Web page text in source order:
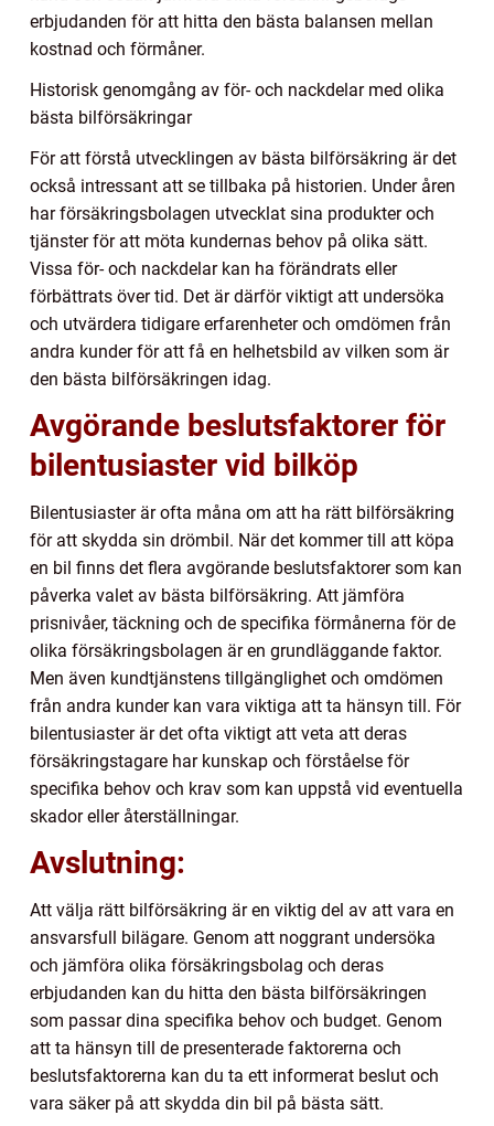
erbjudanden för att hitta den bästa balansen mellan
kostnad och förmåner.
Historisk genomgång av för- och nackdelar med olika
bästa bilförsäkringar
För att förstå utvecklingen av bästa bilförsäkring är det
också intressant att se tillbaka på historien. Under åren
har försäkringsbolagen utvecklat sina produkter och
tjänster för att möta kundernas behov på olika sätt.
Vissa för- och nackdelar kan ha förändrats eller
förbättrats över tid. Det är därför viktigt att undersöka
och utvärdera tidigare erfarenheter och omdömen från
andra kunder för att få en helhetsbild av vilken som är
den bästa bilförsäkringen idag.
Avgörande beslutsfaktorer för
bilentusiaster vid bilköp
Bilentusiaster är ofta måna om att ha rätt bilförsäkring
för att skydda sin drömbil. När det kommer till att köpa
en bil finns det flera avgörande beslutsfaktorer som kan
påverka valet av bästa bilförsäkring. Att jämföra
prisnivåer, täckning och de specifika förmånerna för de
olika försäkringsbolagen är en grundläggande faktor.
Men även kundtjänstens tillgänglighet och omdömen
från andra kunder kan vara viktiga att ta hänsyn till. För
bilentusiaster är det ofta viktigt att veta att deras
försäkringstagare har kunskap och förståelse för
specifika behov och krav som kan uppstå vid eventuella
skador eller återställningar.
Avslutning:
Att välja rätt bilförsäkring är en viktig del av att vara en
ansvarsfull bilägare. Genom att noggrant undersöka
och jämföra olika försäkringsbolag och deras
erbjudanden kan du hitta den bästa bilförsäkringen
som passar dina specifika behov och budget. Genom
att ta hänsyn till de presenterade faktorerna och
beslutsfaktorerna kan du ta ett informerat beslut och
vara säker på att skydda din bil på bästa sätt.